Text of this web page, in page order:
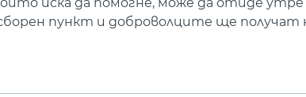
пункт и доброволците ще получат